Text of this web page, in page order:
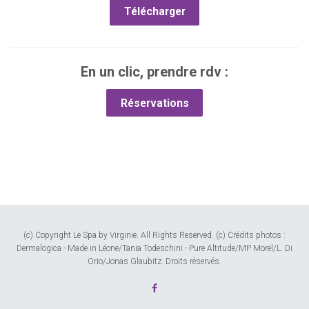
Télécharger
En un clic, prendre rdv :
Réservations
(c) Copyright Le Spa by Virginie. All Rights Reserved. (c) Crédits photos :
Dermalogica - Made in Léone/Tania Todeschini - Pure Altitude/MP Morel/L. Di
Orio/Jonas Glaubitz. Droits réservés.